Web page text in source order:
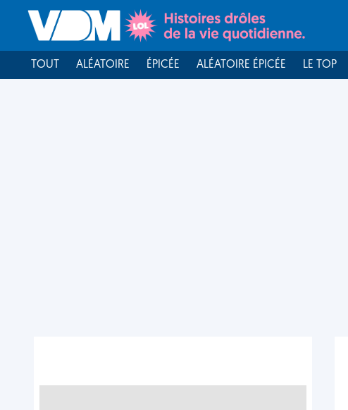
TOUT ALÉATOIRE ÉPICÉE ALÉATOIRE ÉPICÉE LE TOP